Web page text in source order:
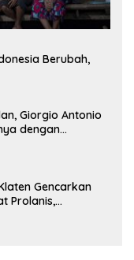
Berubah,
Giorgio Antonio
dengan
Gencarkan
Prolanis,